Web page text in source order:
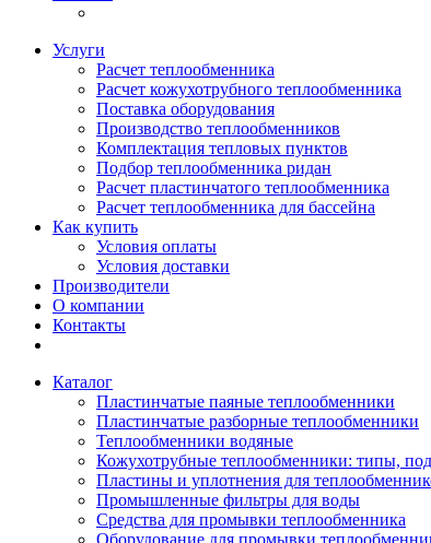
Услуги
Расчет теплообменника
Расчет кожухотрубного теплообменника
Поставка оборудования
Производство теплообменников
Комплектация тепловых пунктов
Подбор теплообменника ридан
Расчет пластинчатого теплообменника
Расчет теплообменника для бассейна
Как купить
Условия оплаты
Условия доставки
Производители
О компании
Контакты
Каталог
Пластинчатые паяные теплообменники
Пластинчатые разборные теплообменники
Теплообменники водяные
Кожухотрубные теплообменники: типы,
Пластины и уплотнения для
Промышленные фильтры для воды
Средства для промывки теплообменника
Оборудование для промывки